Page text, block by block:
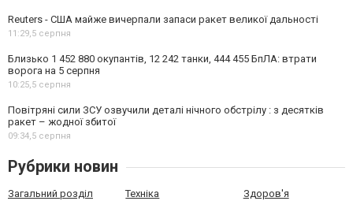
Reuters - США майже вичерпали запаси ракет великої дальності
11:29,5 серпня
Близько 1 452 880 окупантів, 12 242 танки, 444 455 БпЛА: втрати
ворога на 5 серпня
10:25,5 серпня
Повітряні сили ЗСУ озвучили деталі нічного обстрілу : з десятків
ракет – жодної збитої
09:34,5 серпня
Рубрики новин
Загальний розділ Техніка Здоров'я